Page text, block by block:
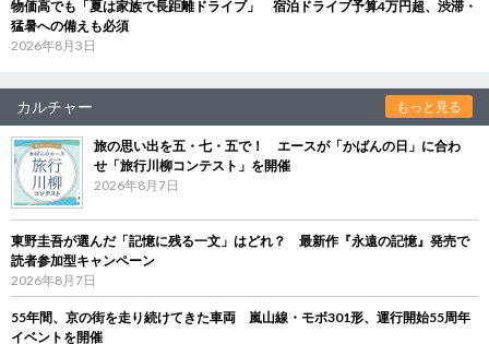
物価高でも「夏は家族で長距離ドライブ」 宿泊ドライブ予算4万円超、渋滞・
猛暑への備えも必須
2026年8月3日
カルチャー もっと見る
旅の思い出を五・七・五で！ エースが「かばんの日」に合わ
せ「旅行川柳コンテスト」を開催
2026年8月7日
東野圭吾が選んだ「記憶に残る一文」はどれ？ 最新作『永遠の記憶』発売で
読者参加型キャンペーン
2026年8月7日
55年間、京の街を走り続けてきた車両 嵐山線・モボ301形、運行開始55周年
イベントを開催